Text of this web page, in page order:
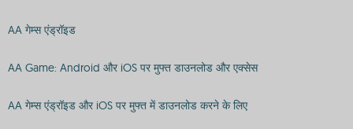
AA गेम्स एंड्रॉइड
AA Game: Android और iOS पर मुफ्त डाउनलोड और एक्सेस
AA गेम्स एंड्रॉइड और iOS पर मुफ्त में डाउनलोड करने के लिए